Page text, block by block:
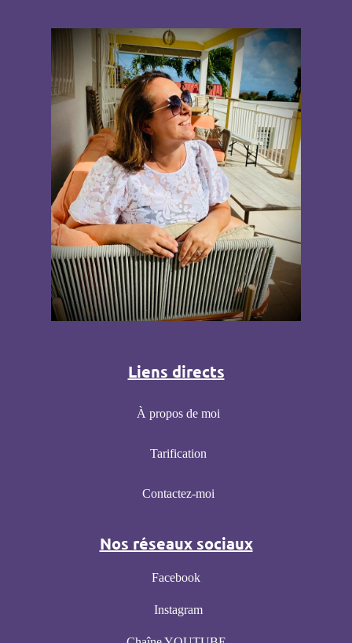
Liens directs
À propos de moi
Tarification
Contactez-moi
Nos réseaux sociaux
Facebook
Instagram